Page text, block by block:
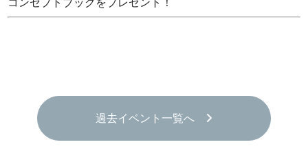
過去イベント一覧へ